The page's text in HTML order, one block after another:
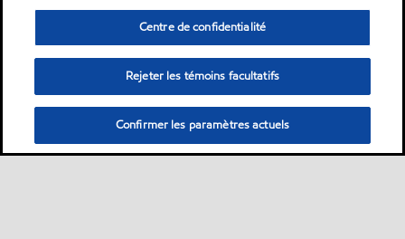
Centre de confidentialité
Rejeter les témoins facultatifs
Confirmer les paramètres actuels